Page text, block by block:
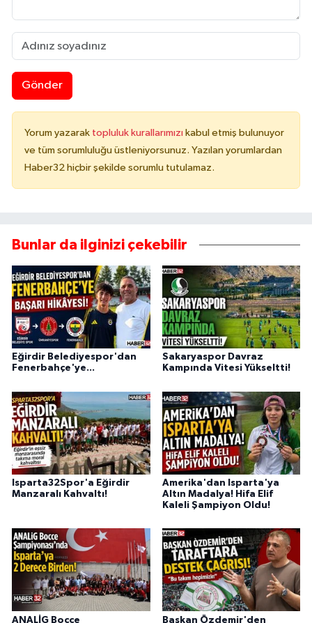
Gönder
Yorum yazarak topluluk kurallarımızı kabul etmiş bulunuyor
ve tüm sorumluluğu üstleniyorsunuz. Yazılan yorumlardan
Haber32 hiçbir şekilde sorumlu tutulamaz.
Bunlar da ilginizi çekebilir
Eğirdir Belediyespor'dan
Fenerbahçe'ye...
Sakaryaspor Davraz
Kampında Vitesi Yükseltti!
Isparta32Spor'a Eğirdir
Manzaralı Kahvaltı!
Amerika'dan Isparta'ya
Altın Madalya! Hifa Elif
Kaleli Şampiyon Oldu!
ANALİG Bocce Başkan Özdemir'den